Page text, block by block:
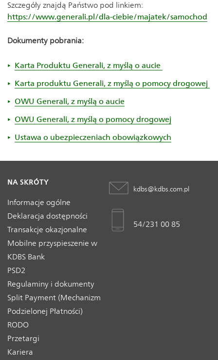
Szczegóły znajdą Państwo pod linkiem:
https://www.generali.pl/dla-ciebie/majatek/samochod
Dokumenty pobrania:
Karta Produktu Generali, z myślą o aucie
Karta produktu Generali, z myślą o pomocy drogowej
OWU Generali, z myślą o aucie
OWU Generali, z myślą o pomocy drogowej
Ustawa o ubezpieczeniach obowiązkowych
NA SKRÓTY
Informacje ogólne
Deklaracja dostępności
Transakcje okazjonalne
Mobilne przyspieszenie w
KDBS Bank
PSD2
Regulaminy i dokumenty
Split Payment (Mechanizm
Podzielonej Płatności)
RODO
Przetargi
Kariera
kdbs@kdbs.com.pl
54/231 00 85